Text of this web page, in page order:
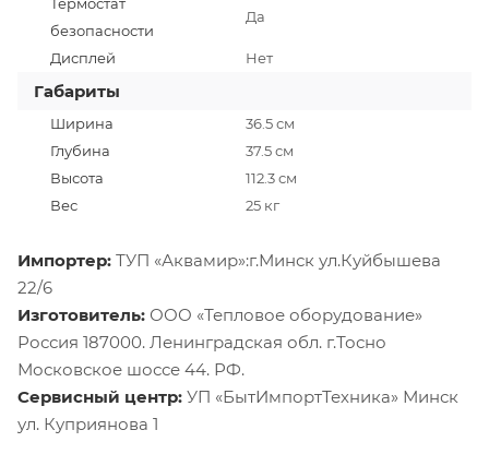
безопасности
Да
Дисплей Нет
Габариты
Ширина
36.5 см
Глубина
37.5 см
Высота
112.3 см
Вес
25 кг
Импортер: ТУП «Аквамир»:г.Минск ул.Куйбышева
22/6
Изготовитель: ООО «Тепловое оборудование»
Россия 187000. Ленинградская обл. г.Тосно
Московское шоссе 44. РФ.
Сервисный центр: УП «БытИмпортТехника» Минск
ул. Куприянова 1